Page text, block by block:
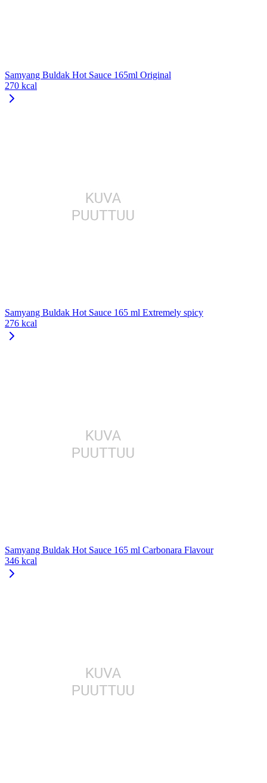
Samyang Buldak Hot Sauce 165ml Original
270 kcal
Samyang Buldak Hot Sauce 165 ml Extremely spicy
276 kcal
Samyang Buldak Hot Sauce 165 ml Carbonara Flavour
346 kcal